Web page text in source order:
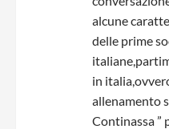
alcune
delle prime
in
allenamento
Continassa ”